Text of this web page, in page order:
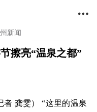

新闻
擦亮“温泉之都”
者 龚雯） “这里的温泉